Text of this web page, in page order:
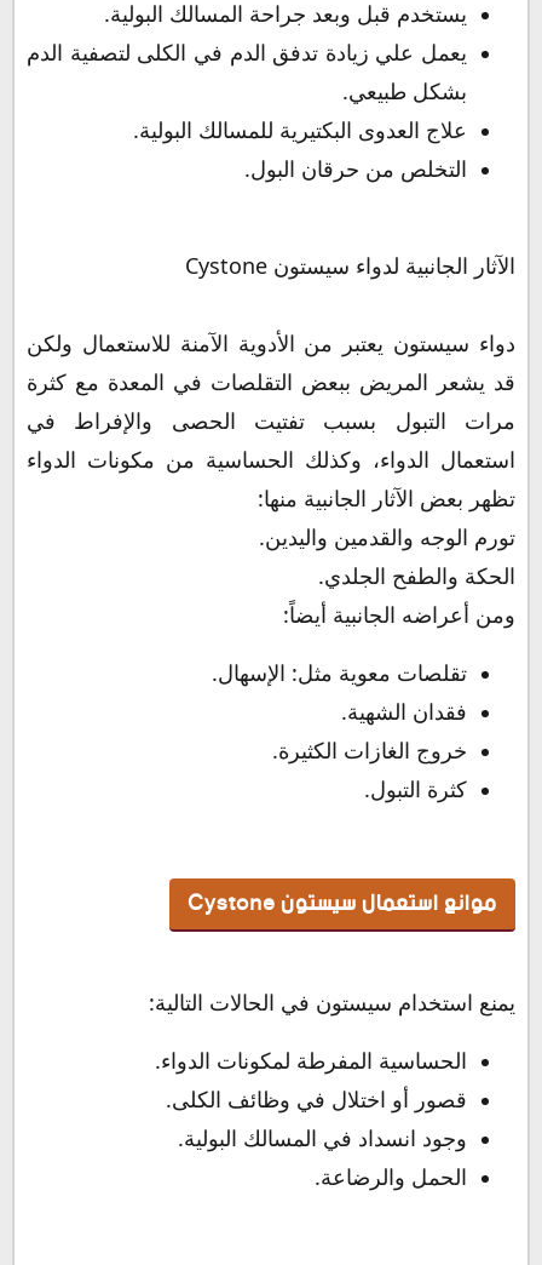
يستخدم قبل وبعد جراحة المسالك البولية.
يعمل علي زيادة تدفق الدم في الكلى لتصفية الدم
بشكل طبيعي.
علاج العدوى البكتيرية للمسالك البولية.
التخلص من حرقان البول.
الآثار الجانبية لدواء سيستون Cystone
دواء سيستون يعتبر من الأدوية الآمنة للاستعمال ولكن
قد يشعر المريض ببعض التقلصات في المعدة مع كثرة
مرات التبول بسبب تفتيت الحصى والإفراط في
استعمال الدواء، وكذلك الحساسية من مكونات الدواء
تظهر بعض الآثار الجانبية منها:
تورم الوجه والقدمين واليدين.
الحكة والطفح الجلدي.
ومن أعراضه الجانبية أيضاً:
تقلصات معوية مثل: الإسهال.
فقدان الشهية.
خروج الغازات الكثيرة.
كثرة التبول.
موانع استعمال سيستون Cystone
يمنع استخدام سيستون في الحالات التالية:
الحساسية المفرطة لمكونات الدواء.
قصور أو اختلال في وظائف الكلى.
وجود انسداد في المسالك البولية.
الحمل والرضاعة.